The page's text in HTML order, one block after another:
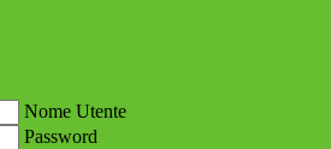
Nome Utente
Password